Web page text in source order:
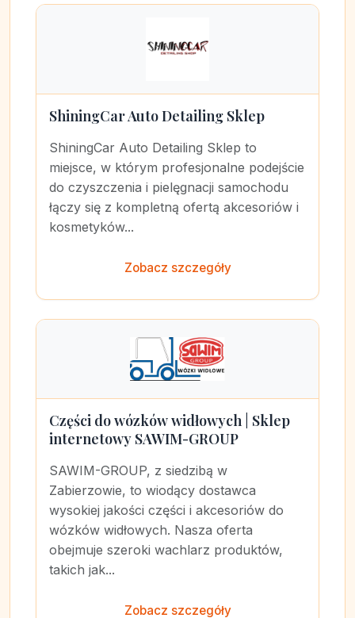
ShiningCar Auto Detailing Sklep
ShiningCar Auto Detailing Sklep to
miejsce, w którym profesjonalne podejście
do czyszczenia i pielęgnacji samochodu
łączy się z kompletną ofertą akcesoriów i
kosmetyków...
Zobacz szczegóły
Części do wózków widłowych | Sklep
internetowy SAWIM-GROUP
SAWIM-GROUP, z siedzibą w
Zabierzowie, to wiodący dostawca
wysokiej jakości części i akcesoriów do
wózków widłowych. Nasza oferta
obejmuje szeroki wachlarz produktów,
takich jak...
Zobacz szczegóły